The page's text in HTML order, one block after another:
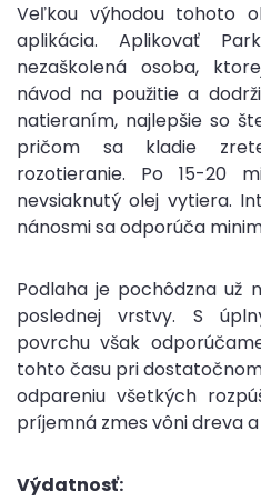
Veľkou výhodou tohoto
aplikácia. Aplikovať
nezaškolená osoba,
návod na použitie a
natieraním, najlepšie so
pričom sa kladie
rozotieranie. Po 15-20
nevsiaknutý olej vytiera.
nánosmi sa odporúča
Podlaha je pochôdzna už
poslednej vrstvy. S
povrchu však
tohto času pri
odpareniu všetkých
príjemná zmes vôni dreva
Výdatnosť: